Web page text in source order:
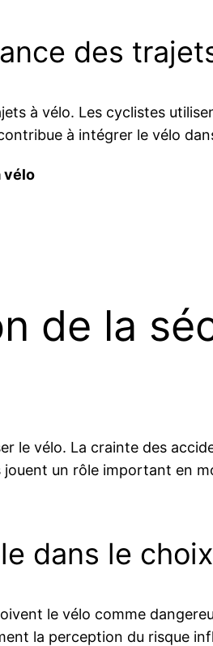
des
à vélo. Les cyclistes
à intégrer le vélo
vélo
de la
le vélo. La crainte des
un rôle important en
dans le
le vélo comme
la perception du risque